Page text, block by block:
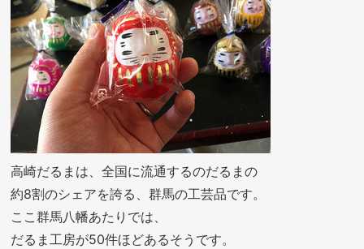
高崎だるまは、全国に流通するのだるまの
約8割のシェアを誇る、群馬の工芸品です。
ここ群馬八幡あたりでは、
だるま工房が50件ほどあるそうです。